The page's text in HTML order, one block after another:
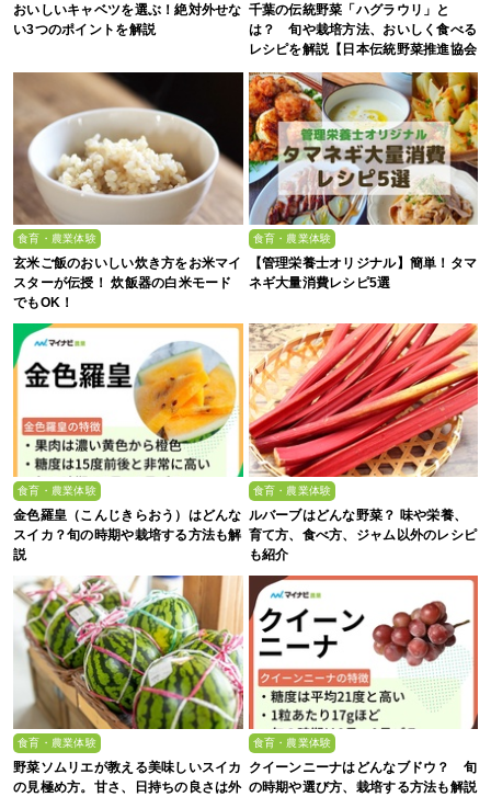
おいしいキャベツを選ぶ！絶対外せな
い3つのポイントを解説
千葉の伝統野菜「ハグラウリ」と
は？ 旬や栽培方法、おいしく食べる
レシピを解説【日本伝統野菜推進協会
食育・農業体験
玄米ご飯のおいしい炊き方をお米マイ
スターが伝授！ 炊飯器の白米モード
でもOK！
食育・農業体験
【管理栄養士オリジナル】簡単！タマ
ネギ大量消費レシピ5選
食育・農業体験
金色羅皇（こんじきらおう）はどんな
スイカ？旬の時期や栽培する方法も解
説
食育・農業体験
ルバーブはどんな野菜？ 味や栄養、
育て方、食べ方、ジャム以外のレシピ
も紹介
食育・農業体験
野菜ソムリエが教える美味しいスイカ
の見極め方。甘さ、日持ちの良さは外
食育・農業体験
クイーンニーナはどんなブドウ？ 旬
の時期や選び方、栽培する方法も解説